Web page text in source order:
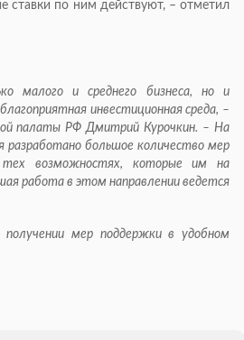
ставки по ним действуют, – отметил
малого и среднего бизнеса, но и
инвестиционная среда, –
палаты РФ Дмитрий Курочкин. – На
разработано большое количество мер
тех возможностях, которые им на
работа в этом направлении ведется
мер поддержки в удобном